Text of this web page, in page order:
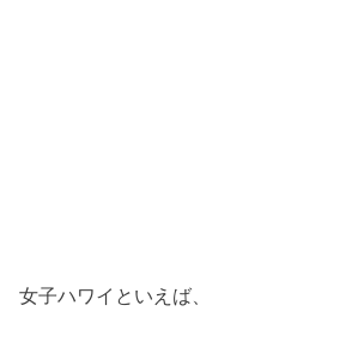
女子ハワイといえば、